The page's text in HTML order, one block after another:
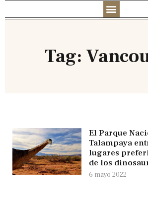
Tag:
El Parque
Talampaya
lugares
de los
6 mayo 2022